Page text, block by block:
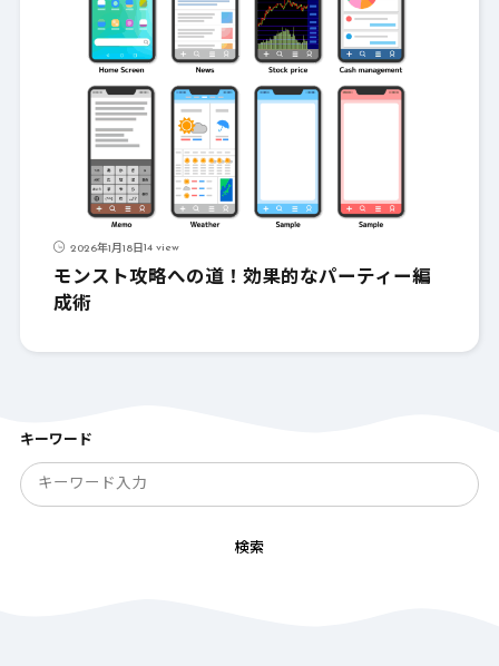
2026年1月18日14 view
モンスト攻略への道！効果的なパーティー編
成術
キーワード
検索